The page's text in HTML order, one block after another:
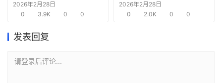
机
圈
赛道先机
2026年2月28日
0
3.9K 0 0
作方，竭力巩固AI芯片
需求
2026年2月28日
0
2.0K 0 0
发表回复
请登录后评论...